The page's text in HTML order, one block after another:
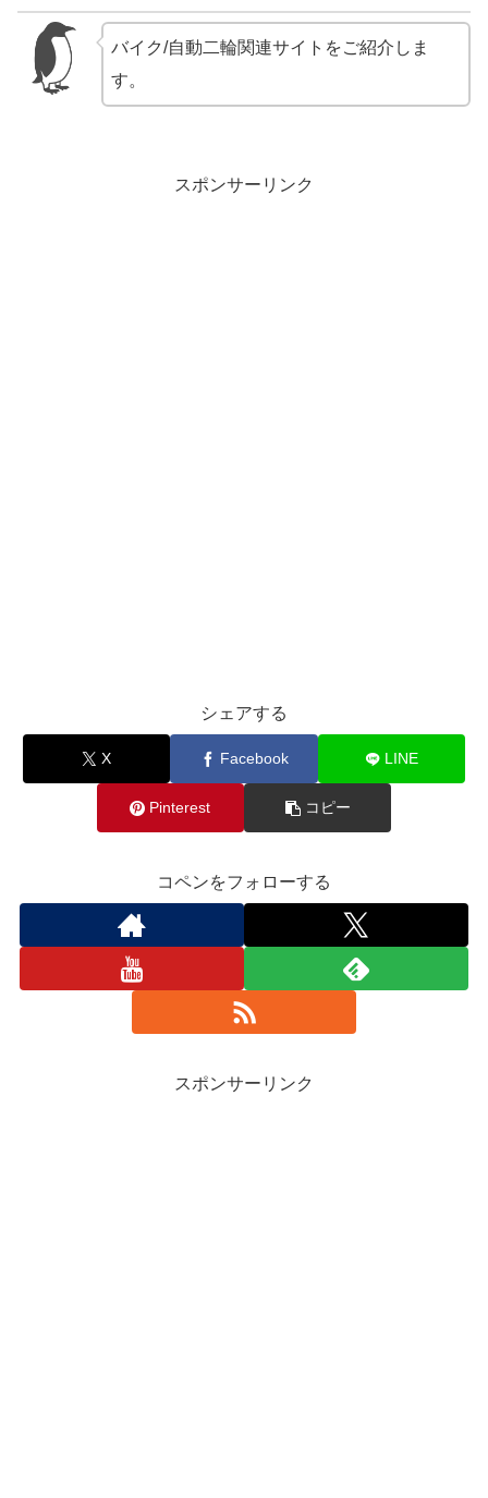
バイク/自動二輪関連サイトをご紹介しま
す。
スポンサーリンク
シェアする
X Facebook LINE
Pinterest コピー
コペンをフォローする
スポンサーリンク